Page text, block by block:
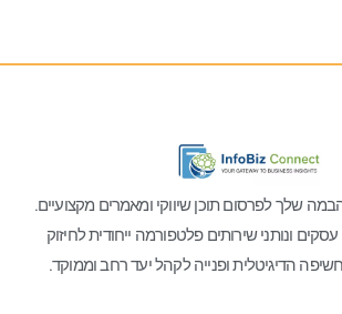
הבמה שלך לפרסום תוכן שיווקי ומאמרים מקצועיים.
ונותני שירותים פלטפורמה ייחודית לחיזוק
הדיגיטלית ופנייה לקהל יעד רחב וממוקד.